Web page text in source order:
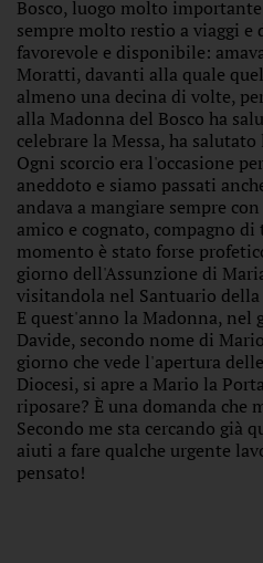
Bosco, luogo molto
sempre molto restio a viaggi
favorevole e disponibile:
Moratti, davanti alla quale
almeno una decina di volte,
alla Madonna del Bosco ha
celebrare la Messa, ha
Ogni scorcio era l'occasione
aneddoto e siamo passati
andava a mangiare sempre
amico e cognato, compagno
momento è stato forse
giorno dell'Assunzione di
visitandola nel Santuario
E quest'anno la Madonna, nel
Davide, secondo nome di
giorno che vede l'apertura
Diocesi, si apre a Mario la
riposare? È una domanda che
Secondo me sta cercando già
aiuti a fare qualche urgente
pensato!